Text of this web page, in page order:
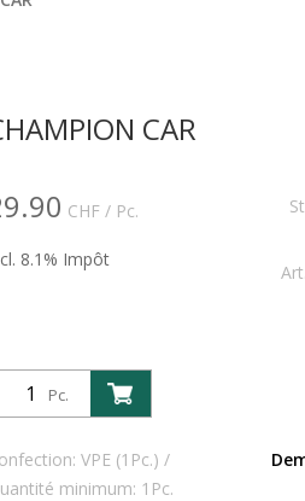
CAR
CHF / Pc.
8.1% Impôt
Pc.
VPE (1Pc.) /
minimum: 1Pc.